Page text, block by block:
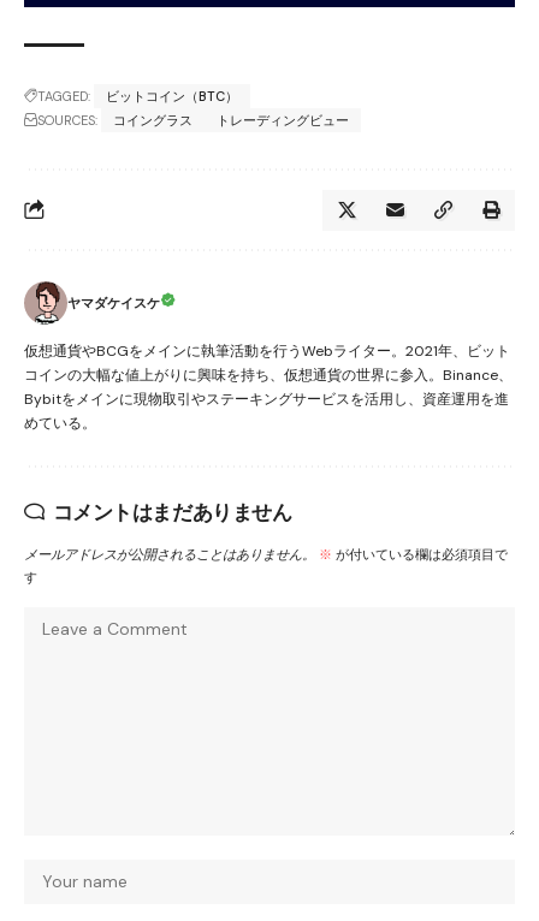
TAGGED:
ビットコイン（BTC）
SOURCES:
コイングラス トレーディングビュー
ヤマダケイスケ
仮想通貨やBCGをメインに執筆活動を行うWebライター。2021年、ビット
コインの大幅な値上がりに興味を持ち、仮想通貨の世界に参入。Binance、
Bybitをメインに現物取引やステーキングサービスを活用し、資産運用を進
めている。
コメントはまだありません
メールアドレスが公開されることはありません。 ※ が付いている欄は必須項目で
す